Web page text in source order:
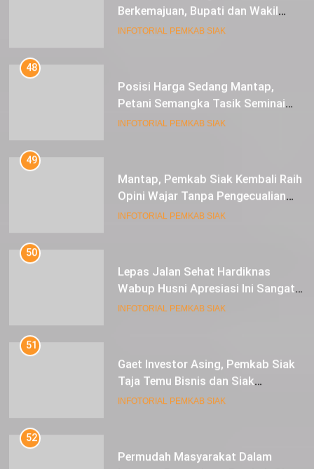
Berkemajuan, Bupati dan Wakil
Bupati Siak Terima Gelar Adat
INFOTORIAL PEMKAB SIAK
48
Posisi Harga Sedang Mantap,
Petani Semangka Tasik Seminai
Raup Untung
INFOTORIAL PEMKAB SIAK
49
Mantap, Pemkab Siak Kembali Raih
Opini Wajar Tanpa Pengecualian
ke-13 Dari BPK RI.
INFOTORIAL PEMKAB SIAK
50
Lepas Jalan Sehat Hardiknas
Wabup Husni Apresiasi Ini Sangat
Luar Biasa
INFOTORIAL PEMKAB SIAK
51
Gaet Investor Asing, Pemkab Siak
Taja Temu Bisnis dan Siak
Expoversary 2024
INFOTORIAL PEMKAB SIAK
52
Permudah Masyarakat Dalam